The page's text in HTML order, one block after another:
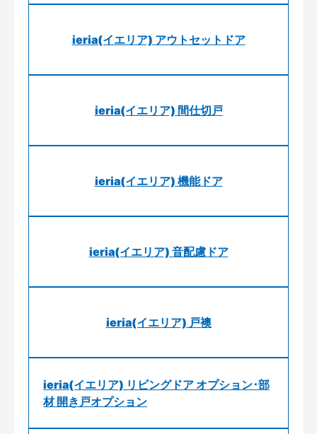
ieria(イエリア) アウトセットドア
ieria(イエリア) 間仕切戸
ieria(イエリア) 機能ドア
ieria(イエリア) 音配慮ドア
ieria(イエリア) 戸襖
ieria(イエリア) リビングドア オプション･部
材 開き戸オプション